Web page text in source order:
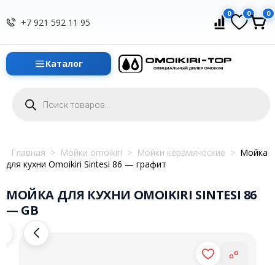
+7 921 592 11 95
0 0 0
Каталог
товаров
Главная > Мойки omoikiri > Мойки керамические > Мойка
для кухни Omoikiri Sintesi 86 — графит
МОЙКА ДЛЯ КУХНИ OMOIKIRI SINTESI 86
— GB